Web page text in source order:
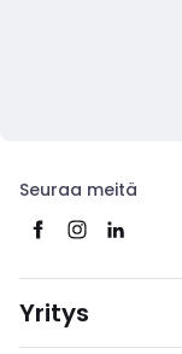
Seuraa meitä
Yritys